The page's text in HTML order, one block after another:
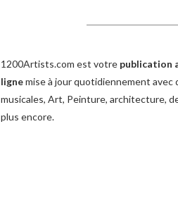
1200Artists.com est votre publication
lignemise à jour quotidiennement avec
musicales, Art, Peinture, architecture,
plus encore.